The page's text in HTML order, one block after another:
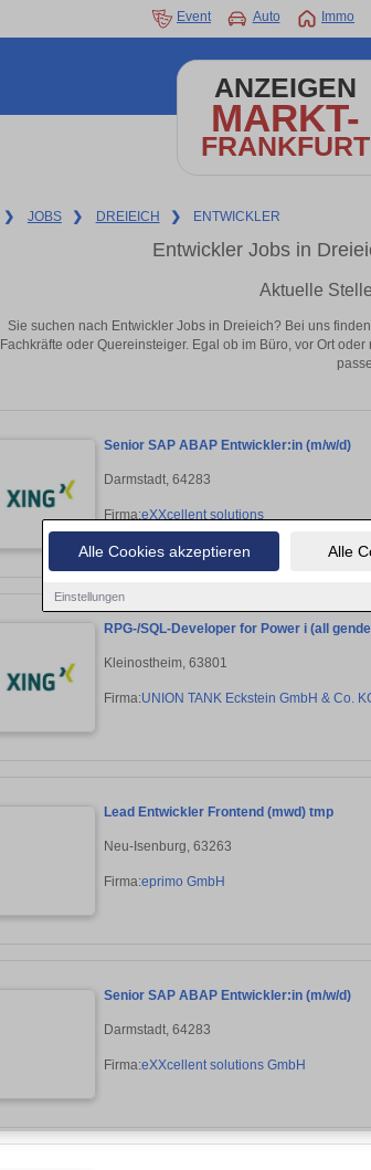
Alle Cookies akzeptieren Alle
Einstellungen
Event Auto Immo
ANZEIGEN
MARKT-
FRANKFURT
❯ JOBS ❯ DREIEICH ❯ ENTWICKLER
Entwickler Jobs in
Aktuelle
Sie suchen nach Entwickler Jobs in Dreieich? Bei uns
Fachkräfte oder Quereinsteiger. Egal ob im Büro, vor Ort
Senior SAP ABAP Entwickler:in (m/w/d)
Darmstadt, 64283
Firma:eXXcellent solutions
RPG-/SQL-Developer for Power i (all
Kleinostheim, 63801
Firma:UNION TANK Eckstein GmbH & Co.
Lead Entwickler Frontend (mwd) tmp
Neu-Isenburg, 63263
Firma:eprimo GmbH
Senior SAP ABAP Entwickler:in (m/w/d)
Darmstadt, 64283
Firma:eXXcellent solutions GmbH